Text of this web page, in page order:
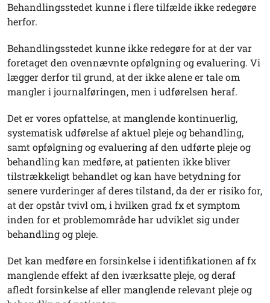
Behandlingsstedet kunne i flere tilfælde ikke redegøre
herfor.
Behandlingsstedet kunne ikke redegøre for at der var
foretaget den ovennævnte opfølgning og evaluering. Vi
lægger derfor til grund, at der ikke alene er tale om
mangler i journalføringen, men i udførelsen heraf.
Det er vores opfattelse, at manglende kontinuerlig,
systematisk udførelse af aktuel pleje og behandling,
samt opfølgning og evaluering af den udførte pleje og
behandling kan medføre, at patienten ikke bliver
tilstrækkeligt behandlet og kan have betydning for
senere vurderinger af deres tilstand, da der er risiko for,
at der opstår tvivl om, i hvilken grad fx et symptom
inden for et problemområde har udviklet sig under
behandling og pleje.
Det kan medføre en forsinkelse i identifikationen af fx
manglende effekt af den iværksatte pleje, og deraf
afledt forsinkelse af eller manglende relevant pleje og